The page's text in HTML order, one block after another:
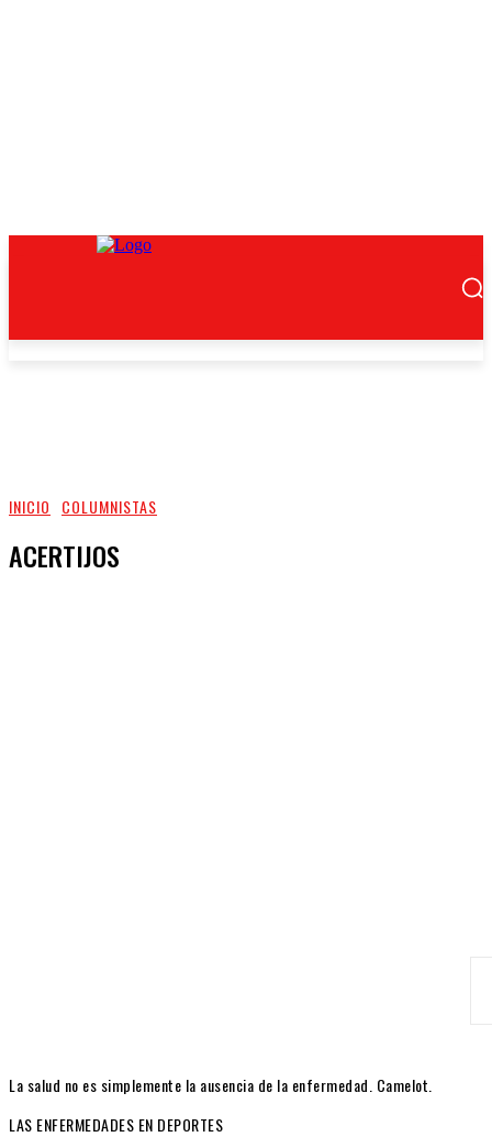
INICIO COLUMNISTAS
ACERTIJOS
La salud no es simplemente la ausencia de la enfermedad. Camelot.
LAS ENFERMEDADES EN DEPORTES